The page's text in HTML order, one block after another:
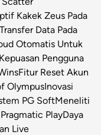
Kakek Zeus Pada
Data Pada
Otomatis Untuk
Pengguna
Fitur Reset Akun
OlympusInovasi
PG SoftMeneliti
PlayDaya
Live